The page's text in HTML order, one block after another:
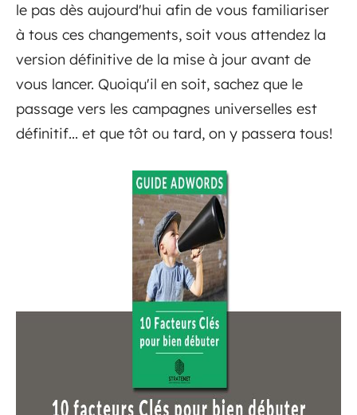
le pas dès aujourd'hui afin de vous familiariser
à tous ces changements, soit vous attendez la
version définitive de la mise à jour avant de
vous lancer. Quoiqu'il en soit, sachez que le
passage vers les campagnes universelles est
définitif... et que tôt ou tard, on y passera tous!